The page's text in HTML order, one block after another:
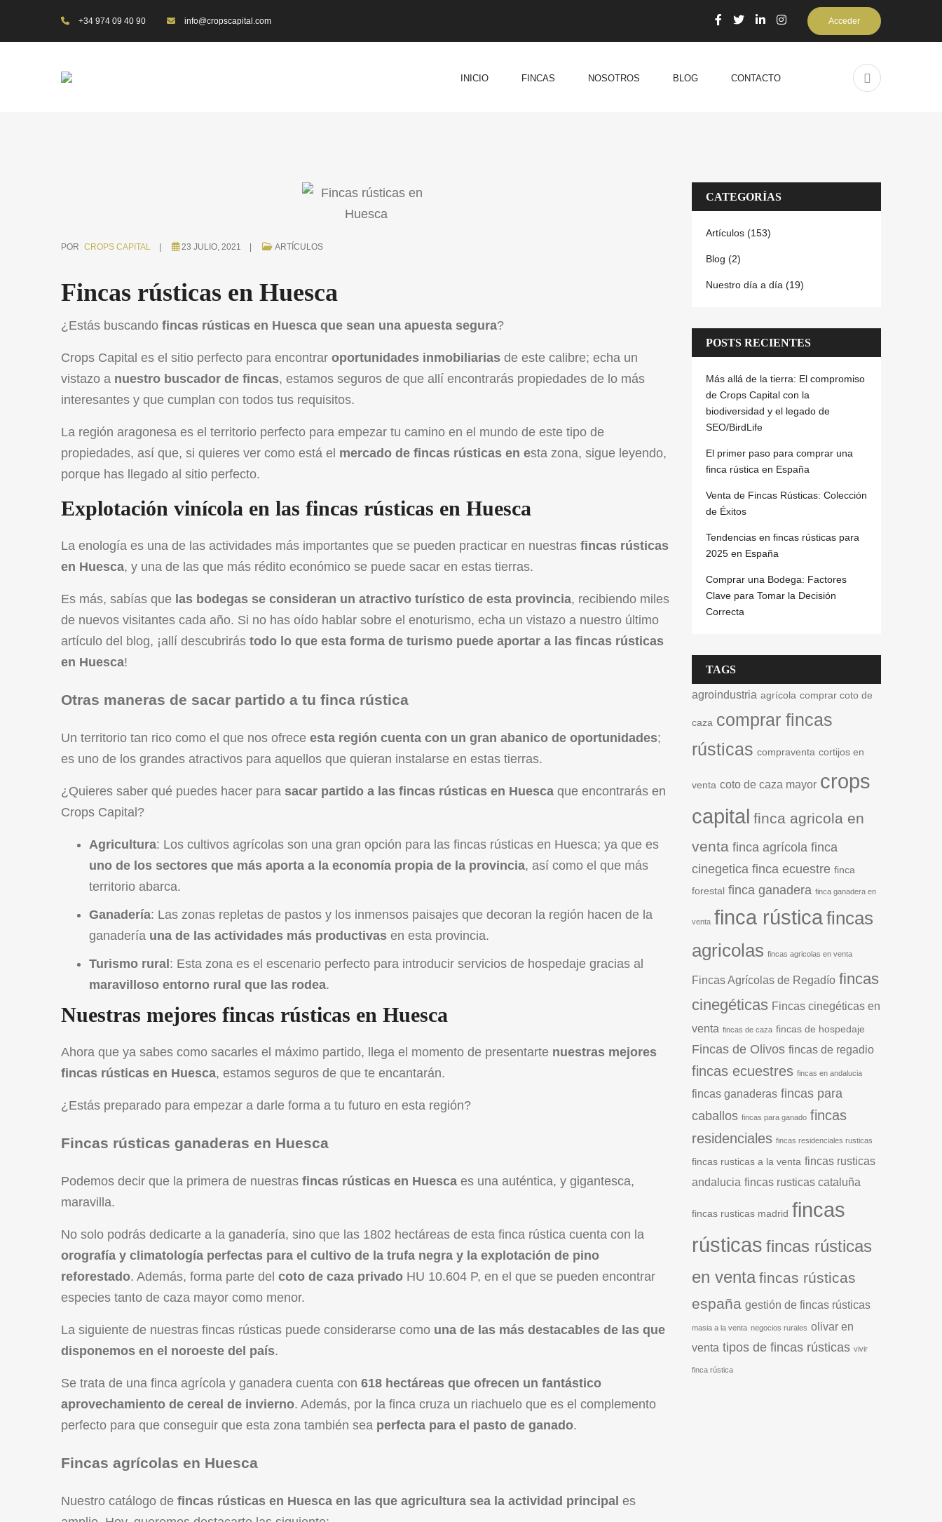
+34 974 09 40 90 info@cropscapital.com Acceder
INICIO FINCAS NOSOTROS BLOG CONTACTO
POR CROPS CAPITAL 23 JULIO, 2021 ARTÍCULOS
Fincas rústicas en Huesca
¿Estás buscando fincas rústicas en Huesca que sean una apuesta segura?
Crops Capital es el sitio perfecto para encontrar oportunidades inmobiliarias de este calibre; echa un
vistazo a nuestro buscador de fincas, estamos seguros de que allí encontrarás propiedades de lo más
interesantes y que cumplan con todos tus requisitos.
La región aragonesa es el territorio perfecto para empezar tu camino en el mundo de este tipo de
propiedades, así que, si quieres ver como está el mercado de fincas rústicas en esta zona, sigue leyendo,
porque has llegado al sitio perfecto.
Explotación vinícola en las fincas rústicas en Huesca
La enología es una de las actividades más importantes que se pueden practicar en nuestras fincas rústicas
en Huesca, y una de las que más rédito económico se puede sacar en estas tierras.
Es más, sabías que las bodegas se consideran un atractivo turístico de esta provincia, recibiendo miles
de nuevos visitantes cada año. Si no has oído hablar sobre el enoturismo, echa un vistazo a nuestro último
artículo del blog, ¡allí descubrirás todo lo que esta forma de turismo puede aportar a las fincas rústicas
en Huesca!
Otras maneras de sacar partido a tu finca rústica
Un territorio tan rico como el que nos ofrece esta región cuenta con un gran abanico de oportunidades;
es uno de los grandes atractivos para aquellos que quieran instalarse en estas tierras.
¿Quieres saber qué puedes hacer para sacar partido a las fincas rústicas en Huesca que encontrarás en
Crops Capital?
Agricultura: Los cultivos agrícolas son una gran opción para las fincas rústicas en Huesca; ya que es
uno de los sectores que más aporta a la economía propia de la provincia, así como el que más
territorio abarca.
Ganadería: Las zonas repletas de pastos y los inmensos paisajes que decoran la región hacen de la
ganadería una de las actividades más productivas en esta provincia.
Turismo rural : Esta zona es el escenario perfecto para introducir servicios de hospedaje gracias al
maravilloso entorno rural que las rodea.
Nuestras mejores fincas rústicas en Huesca
Ahora que ya sabes como sacarles el máximo partido, llega el momento de presentarte nuestras mejores
fincas rústicas en Huesca, estamos seguros de que te encantarán.
¿Estás preparado para empezar a darle forma a tu futuro en esta región?
Fincas rústicas ganaderas en Huesca
Podemos decir que la primera de nuestras fincas rústicas en Huesca es una auténtica, y gigantesca,
maravilla.
No solo podrás dedicarte a la ganadería, sino que las 1802 hectáreas de esta finca rústica cuenta con la
orografía y climatología perfectas para el cultivo de la trufa negra y la explotación de pino
reforestado. Además, forma parte del coto de caza privado HU 10.604 P, en el que se pueden encontrar
especies tanto de caza mayor como menor.
La siguiente de nuestras fincas rústicas puede considerarse como una de las más destacables de las que
disponemos en el noroeste del país.
Se trata de una finca agrícola y ganadera cuenta con 618 hectáreas que ofrecen un fantástico
aprovechamiento de cereal de invierno. Además, por la finca cruza un riachuelo que es el complemento
perfecto para que conseguir que esta zona también sea perfecta para el pasto de ganado.
Fincas agrícolas en Huesca
Nuestro catálogo de fincas rústicas en Huesca en las que agricultura sea la actividad principal es
CATEGORÍAS
Artículos (153)
Blog (2)
Nuestro día a día (19)
POSTS RECIENTES
Más allá de la tierra: El compromiso
de Crops Capital con la
biodiversidad y el legado de
SEO/BirdLife
El primer paso para comprar una
finca rústica en España
Venta de Fincas Rústicas: Colección
de Éxitos
Tendencias en fincas rústicas para
2025 en España
Comprar una Bodega: Factores
Clave para Tomar la Decisión
Correcta
TAGS
agroindustria agrícola comprar coto de
caza comprar fincas
rústicas compraventa cortijos en
venta coto de caza mayor crops
capital finca agricola en
venta finca agrícola finca
cinegetica finca ecuestre finca
forestal finca ganadera finca ganadera en
venta finca rústicafincas
agricolas fincas agricolas en venta
Fincas Agrícolas de Regadío fincas
cinegéticas Fincas cinegéticas en
venta fincas de caza fincas de hospedaje
Fincas de Olivos fincas de regadio
fincas ecuestres fincas en andalucia
fincas ganaderas fincas para
caballos fincas para ganado fincas
residenciales fincas residenciales rusticas
fincas rusticas a la venta fincas rusticas
andalucia fincas rusticas cataluña
fincas rusticas madrid fincas
rústicas fincas rústicas
en venta fincas rústicas
españa gestión de fincas rústicas
masia a la venta negocios rurales olivar en
venta tipos de fincas rústicas vivir
finca rústica